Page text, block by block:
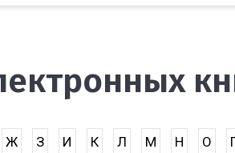
Ж З И К Л М Н О